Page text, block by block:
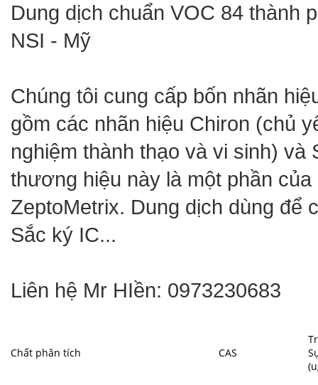
Dung dịch chuẩn VOC 84 thành
NSI - Mỹ
Chúng tôi cung cấp bốn nhãn
gồm các nhãn hiệu Chiron (chủ
nghiệm thành thạo và vi sinh)
thương hiệu này là một phần
ZeptoMetrix. Dung dịch dùng để
Sắc ký IC...
Liên hệ Mr HIền: 0973230683
Chất phân tích
CAS